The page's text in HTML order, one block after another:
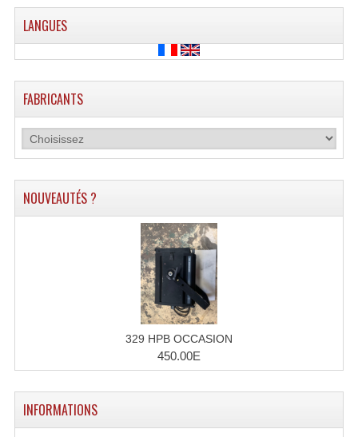
Accessoires Micro, Pieds De Régie
Diamants
Pieds D'enceintes
Amplificateurs
Amplificateurs Multi-Canaux
Casques Stéréo
Compresseurs , Limiteurs , Noise Gate
Egaliseur Egaliseurs
LANGUES
FABRICANTS
NOUVEAUTÉS ?
329 HPB OCCASION
450.00E
INFORMATIONS